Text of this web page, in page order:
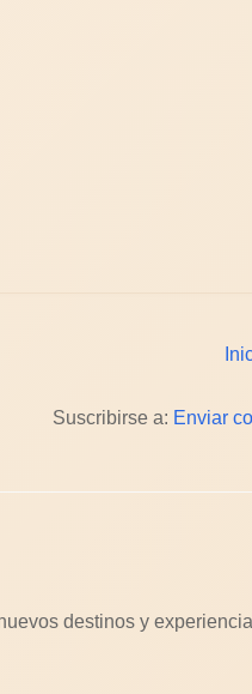
Suscribirse a: Enviar
destinos y